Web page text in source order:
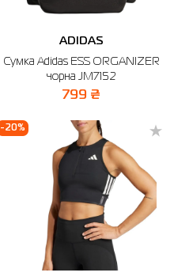
ADIDAS
Сумка Adidas ESS ORGANIZER
чорна JM7152
799 ₴
-20%